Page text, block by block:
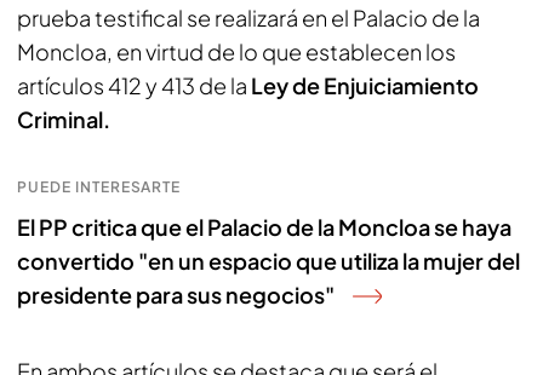
prueba testifical se realizará en el Palacio de la
Moncloa, en virtud de lo que establecen los
artículos 412 y 413 de la Ley de Enjuiciamiento
Criminal.
PUEDE INTERESARTE
El PP critica que el Palacio de la Moncloa se haya
convertido "en un espacio que utiliza la mujer del
presidente para sus negocios"